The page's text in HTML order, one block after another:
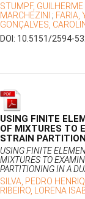
STUMPF,
MARCHEZINI ; FARIA,
GONÇALVES,
DOI: 10.5151/2594-
USING FINITE
OF MIXTURES TO
STRAIN
USING FINITE
MIXTURES TO
PARTITIONING IN A
SILVA, PEDRO
RIBEIRO, LORENA